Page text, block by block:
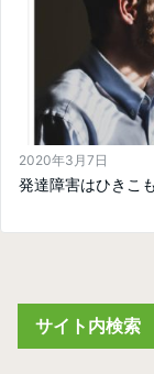
2020年3月7日
発達障害はひきこ
サイト内検索